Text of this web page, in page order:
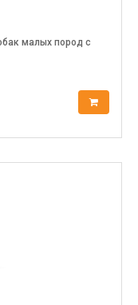
малых пород с